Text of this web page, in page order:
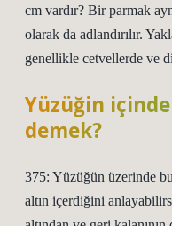
cm vardır? Bir parmak
olarak da adlandırılır.
genellikle cetvellerde ve
Yüzüğin
demek?
375: Yüzüğün üzerinde
altın içerdiğini